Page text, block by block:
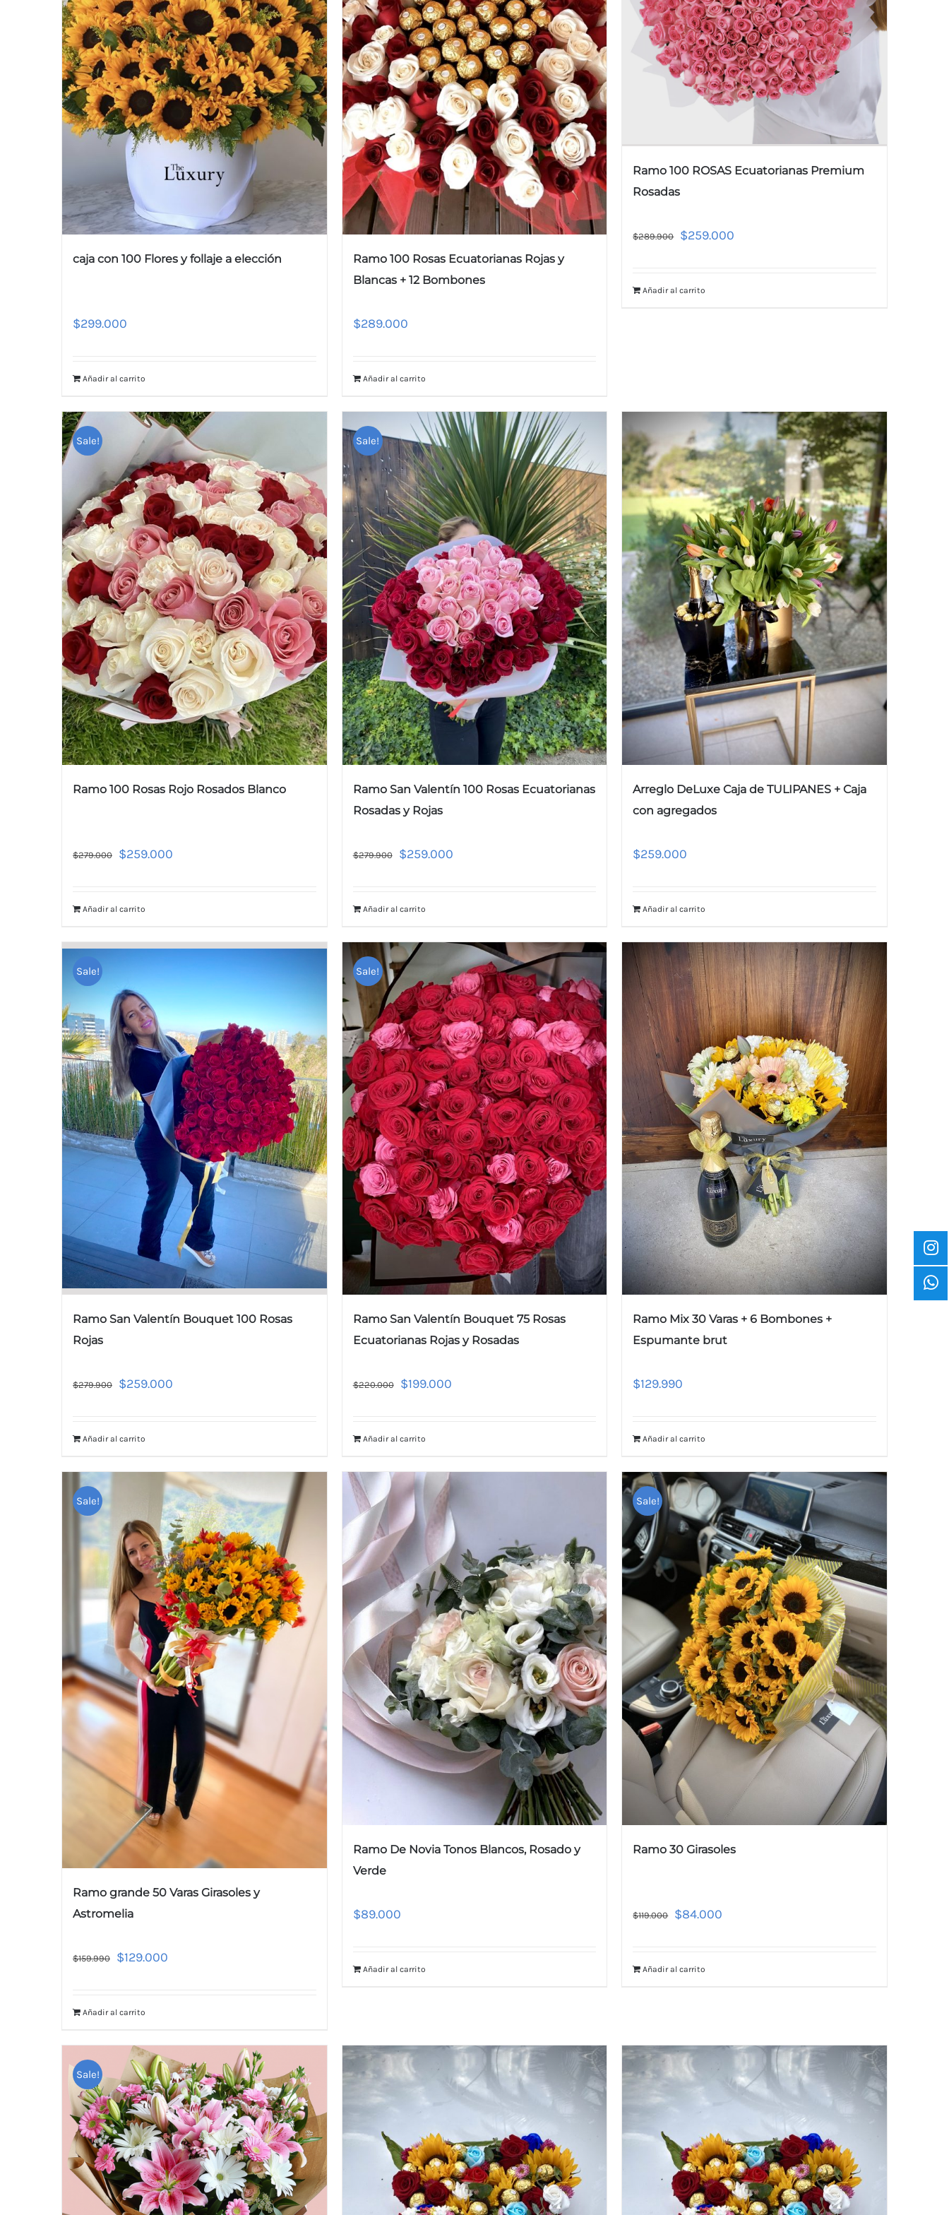
caja con 100 Flores y follaje a elección
$299.000
Añadir al carrito
Ramo 100 Rosas Ecuatorianas Rojas y
Blancas + 12 Bombones
$289.000
Añadir al carrito
Ramo 100 ROSAS Ecuatorianas Premium
Rosadas
$289.900 $259.000
Añadir al carrito
Sale!
Ramo 100 Rosas Rojo Rosados Blanco
$279.000 $259.000
Añadir al carrito
Sale!
Ramo San Valentín 100 Rosas Ecuatorianas
Rosadas y Rojas
$279.900 $259.000
Añadir al carrito
Arreglo DeLuxe Caja de TULIPANES + Caja
con agregados
$259.000
Añadir al carrito
Sale!
Ramo San Valentín Bouquet 100 Rosas
Rojas
$279.900 $259.000
Añadir al carrito
Sale!
Ramo San Valentín Bouquet 75 Rosas
Ecuatorianas Rojas y Rosadas
$220.000 $199.000
Añadir al carrito
Ramo Mix 30 Varas + 6 Bombones +
Espumante brut
$129.990
Añadir al carrito
Sale!
Ramo grande 50 Varas Girasoles y
Astromelia
$159.990 $129.000
Añadir al carrito
Ramo De Novia Tonos Blancos, Rosado y
Verde
$89.000
Añadir al carrito
Sale!
Ramo 30 Girasoles
$119.000 $84.000
Añadir al carrito
Sale!